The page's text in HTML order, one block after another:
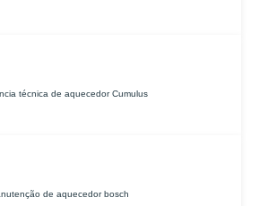
técnica de aquecedor Cumulus
de aquecedor bosch